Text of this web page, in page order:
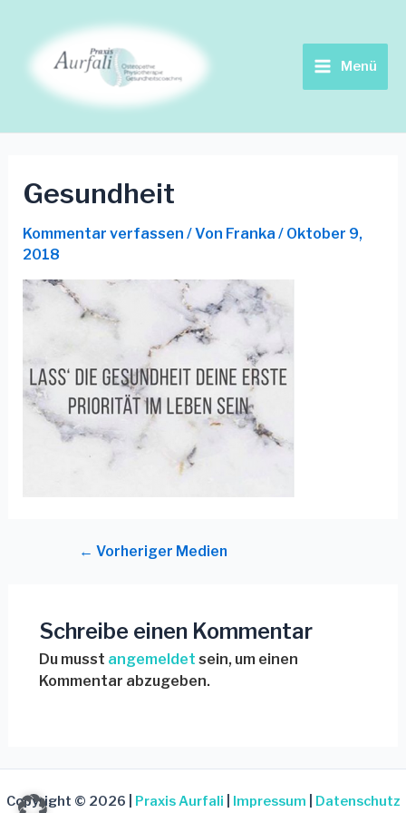
springen
Menu
Menü
Gesundheit
Kommentar verfassen / Von Franka / Oktober 9,
2018
Navigation
← Vorheriger Medien
Schreibe einen Kommentar
Du musst angemeldet sein, um einen
Kommentar abzugeben.
Copyright © 2026 | Praxis Aurfali Impressum Datenschutz